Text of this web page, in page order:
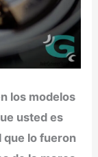
los modelos
usted es
que lo fueron